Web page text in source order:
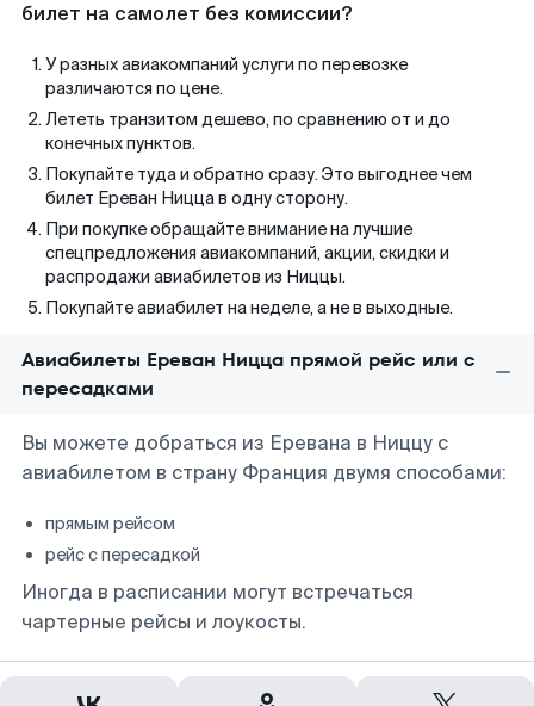
билет на самолет без комиссии?
У разных авиакомпаний услуги по перевозке
различаются по цене.
Лететь транзитом дешево, по сравнению от и до
конечных пунктов.
Покупайте туда и обратно сразу. Это выгоднее чем
билет Ереван Ницца в одну сторону.
При покупке обращайте внимание на лучшие
спецпредложения авиакомпаний, акции, скидки и
распродажи авиабилетов из Ниццы.
Покупайте авиабилет на неделе, а не в выходные.
Авиабилеты Ереван Ницца прямой рейс или с
пересадками
Вы можете добраться из Еревана в Ниццу с
авиабилетом в страну Франция двумя способами:
прямым рейсом
рейс с пересадкой
Иногда в расписании могут встречаться
чартерные рейсы и лоукосты.